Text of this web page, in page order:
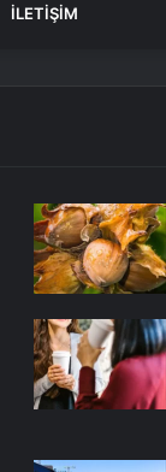
İLETIŞIM